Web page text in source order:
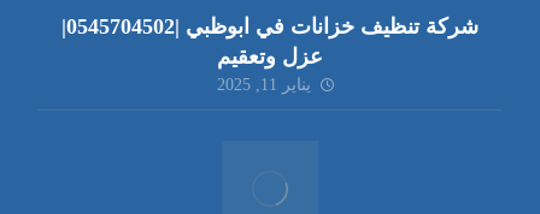
شركة تنظيف خزانات في ابوظبي |0545704502|
عزل وتعقيم
يناير 11, 2025